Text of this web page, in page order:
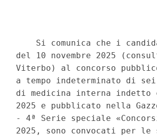
Si comunica che i
del 10 novembre 2025
Viterbo) al concorso
a tempo indeterminato di
di medicina interna
2025 e pubblicato nella
- 4ª Serie speciale
2025, sono convocati per le